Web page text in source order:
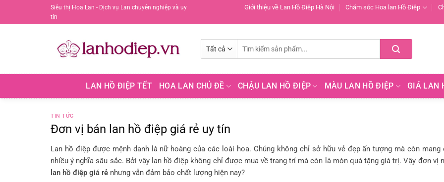
Siêu thị Hoa Lan - Dịch vụ Lan chuyên nghiệp và uy
tín
Giới thiệu về Lan Hồ Điệp Hà Nội Chăm sóc Hoa lan Hồ Điệp
kiếm:
LAN HỒ ĐIỆP TẾT HOA LAN CHỦ ĐỀ CHẬU LAN HỒ ĐIỆP MÀU LAN HỒ ĐIỆP GIÁ LAN
TIN TỨC
Đơn vị bán lan hồ điệp giá rẻ uy tín
Lan hồ điệp được mệnh danh là nữ hoàng của các loài hoa. Chúng không chỉ sở hữu vẻ đẹp ấn tượng mà còn mang
nhiều ý nghĩa sâu sắc. Bởi vậy lan hồ điệp không chỉ được mua về trang trí mà còn là món quà tặng giá trị. Vậy đơn vị
lan hồ điệp giá rẻ nhưng vẫn đảm bảo chất lượng hiện nay?